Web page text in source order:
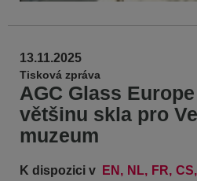
13.11.2025
Tisková zpráva
AGC Glass
většinu skla pro
muzeum
K dispozici v EN NL FR CS